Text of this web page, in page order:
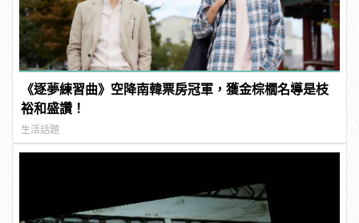
《逐夢練習曲》空降南韓票房冠軍，獲金棕櫚名導是枝
裕和盛讚！
生活話題